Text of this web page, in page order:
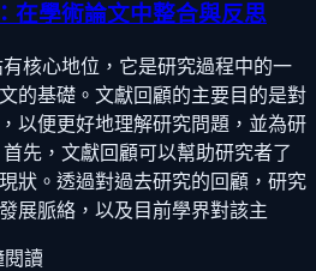
在學術論文中整合與反思
核心地位，它是研究過程中的一
的基礎。文獻回顧的主要目的是對
以便更好地理解研究問題，並為研
先，文獻回顧可以幫助研究者了
狀。透過對過去研究的回顧，研究
展脈絡，以及目前學界對該主
閱讀